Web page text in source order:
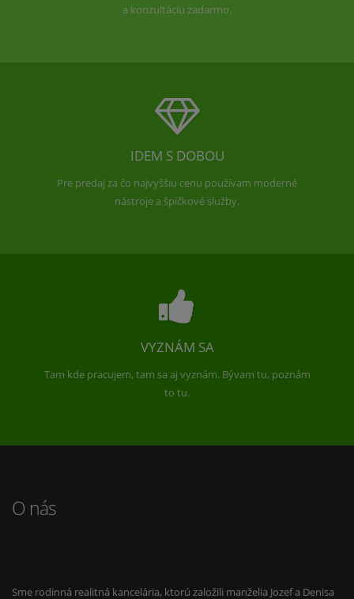
a konzultáciu zadarmo.
IDEM S DOBOU
Pre predaj za čo najvyššiu cenu používam moderné
nástroje a špičkové služby.
VYZNÁM SA
Tam kde pracujem, tam sa aj vyznám. Bývam tu, poznám
to tu.
O nás
Sme rodinná realitná kancelária, ktorú založili manželia Jozef a Denisa